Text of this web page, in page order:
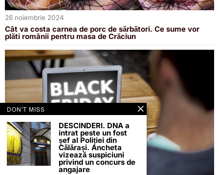
26 noiembrie 2024
Cât va costa carnea de porc de sărbători. Ce sume vor
plăti românii pentru masa de Crăciun
DON'T MISS
DESCINDERI. DNA a
intrat peste un fost
șef al Poliției din
Călărași. Ancheta
vizează suspiciuni
privind un concurs de
angajare